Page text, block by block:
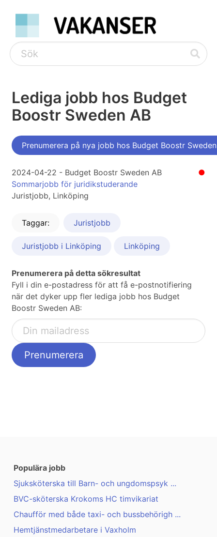
Lediga jobb hos Budget
Boostr Sweden AB
Prenumerera på nya jobb hos Budget Boostr
●
2024-04-22 - Budget Boostr Sweden AB
Sommarjobb för juridikstuderande
Juristjobb, Linköping
Taggar: Juristjobb
Juristjobb i Linköping Linköping
Prenumerera på detta sökresultat
Fyll i din e-postadress för att få e-postnotifiering
när det dyker upp fler lediga jobb hos Budget
Boostr Sweden AB:
Populära jobb
Sjuksköterska till Barn- och ungdomspsyk ...
BVC-sköterska Krokoms HC timvikariat
Chaufför med både taxi- och bussbehörigh ...
Hemtjänstmedarbetare i Vaxholm